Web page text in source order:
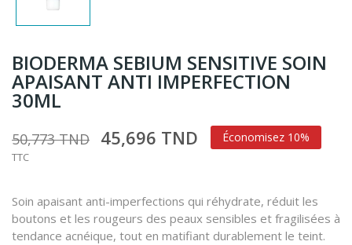
BIODERMA SEBIUM SENSITIVE SOIN
APAISANT ANTI IMPERFECTION
30ML
50,773 TND 45,696 TND Économisez 10%
TTC
Soin apaisant anti-imperfections qui réhydrate, réduit les
boutons et les rougeurs des peaux sensibles et fragilisées à
tendance acnéique, tout en matifiant durablement le teint.